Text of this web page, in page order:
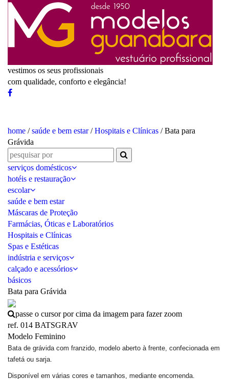
vestimos os seus profissionais
com qualidade, conforto e elegância!
home /saúde e bem estar/Hospitais e Clínicas / Bata para
Grávida
serviços domésticos
hotéis e restauração
escolar
saúde e bem estar
Máscaras de Proteção
Farmácias, Óticas e Laboratórios
Hospitais e Clínicas
Spas e Estéticas
indústria e serviços
calçado e acessórios
básicos
Bata para Grávida
passe o cursor por cima da imagem para fazer zoom
ref. 014 BATSGRAV
Modelo Feminino
Bata de grávida com franzido, modelo aberto à frente, confecionada em
tafetá ou sarja.
Disponível em várias cores e tamanhos, mediante encomenda.